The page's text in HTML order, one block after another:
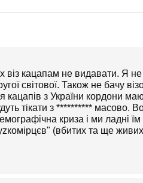
віз кацапам не видавати. Я
світової. Також не бачу
з України кордони
тікати з ********** масово.
криза і ми ладні
(вбитих та ще